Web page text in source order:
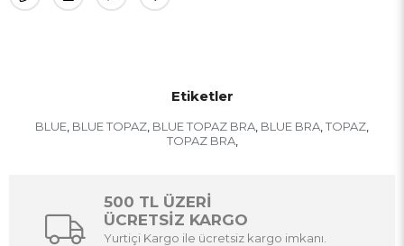
Etiketler
BLUE, BLUE TOPAZ, BLUE TOPAZ BRA, BLUE BRA, TOPAZ,
TOPAZ BRA,
500 TL ÜZERİ
ÜCRETSİZ KARGO
Yurtiçi Kargo ile ücretsiz kargo imkanı.